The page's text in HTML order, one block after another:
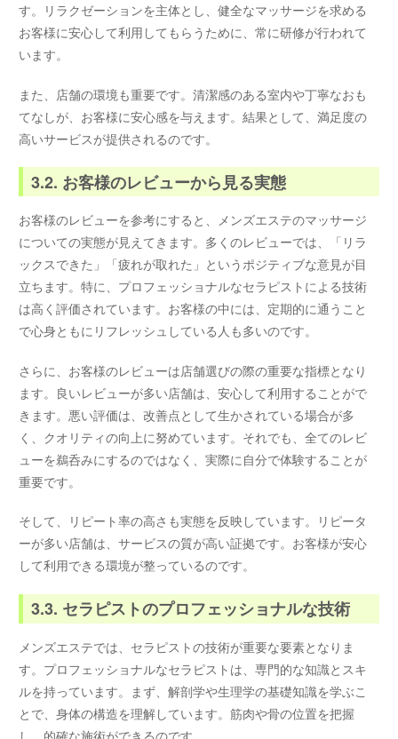
す。リラクゼーションを主体とし、健全なマッサージを求める
お客様に安心して利用してもらうために、常に研修が行われて
います。
また、店舗の環境も重要です。清潔感のある室内や丁寧なおも
てなしが、お客様に安心感を与えます。結果として、満足度の
高いサービスが提供されるのです。
3.2. お客様のレビューから見る実態
お客様のレビューを参考にすると、メンズエステのマッサージ
についての実態が見えてきます。多くのレビューでは、「リラ
ックスできた」「疲れが取れた」というポジティブな意見が目
立ちます。特に、プロフェッショナルなセラピストによる技術
は高く評価されています。お客様の中には、定期的に通うこと
で心身ともにリフレッシュしている人も多いのです。
さらに、お客様のレビューは店舗選びの際の重要な指標となり
ます。良いレビューが多い店舗は、安心して利用することがで
きます。悪い評価は、改善点として生かされている場合が多
く、クオリティの向上に努めています。それでも、全てのレビ
ューを鵜呑みにするのではなく、実際に自分で体験することが
重要です。
そして、リピート率の高さも実態を反映しています。リピータ
ーが多い店舗は、サービスの質が高い証拠です。お客様が安心
して利用できる環境が整っているのです。
3.3. セラピストのプロフェッショナルな技術
メンズエステでは、セラピストの技術が重要な要素となりま
す。プロフェッショナルなセラピストは、専門的な知識とスキ
ルを持っています。まず、解剖学や生理学の基礎知識を学ぶこ
とで、身体の構造を理解しています。筋肉や骨の位置を把握
し、的確な施術ができるのです。